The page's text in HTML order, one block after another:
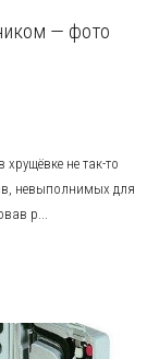
— фото
не так-то
невыполнимых для
р...